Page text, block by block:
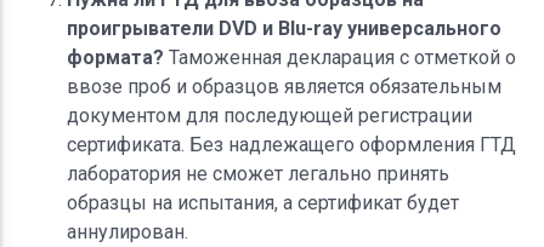
проигрыватели DVD и Blu-ray универсального
формата? Таможенная декларация с отметкой о
ввозе проб и образцов является обязательным
документом для последующей регистрации
сертификата. Без надлежащего оформления ГТД
лаборатория не сможет легально принять
образцы на испытания, а сертификат будет
аннулирован.